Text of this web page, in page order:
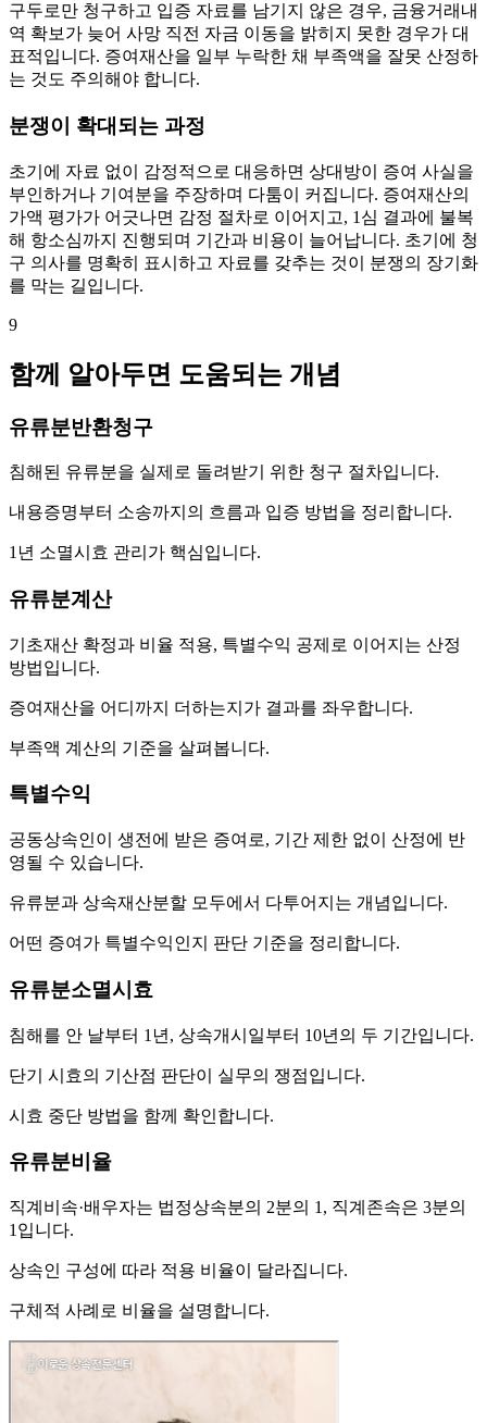
구두로만 청구하고 입증 자료를 남기지 않은 경우, 금융거래내
역 확보가 늦어 사망 직전 자금 이동을 밝히지 못한 경우가 대
표적입니다. 증여재산을 일부 누락한 채 부족액을 잘못 산정하
는 것도 주의해야 합니다.
분쟁이 확대되는 과정
초기에 자료 없이 감정적으로 대응하면 상대방이 증여 사실을
부인하거나 기여분을 주장하며 다툼이 커집니다. 증여재산의
가액 평가가 어긋나면 감정 절차로 이어지고, 1심 결과에 불복
해 항소심까지 진행되며 기간과 비용이 늘어납니다. 초기에 청
구 의사를 명확히 표시하고 자료를 갖추는 것이 분쟁의 장기화
를 막는 길입니다.
9
함께 알아두면 도움되는 개념
유류분반환청구
침해된 유류분을 실제로 돌려받기 위한 청구 절차입니다.
내용증명부터 소송까지의 흐름과 입증 방법을 정리합니다.
1년 소멸시효 관리가 핵심입니다.
유류분계산
기초재산 확정과 비율 적용, 특별수익 공제로 이어지는 산정
방법입니다.
증여재산을 어디까지 더하는지가 결과를 좌우합니다.
부족액 계산의 기준을 살펴봅니다.
특별수익
공동상속인이 생전에 받은 증여로, 기간 제한 없이 산정에 반
영될 수 있습니다.
유류분과 상속재산분할 모두에서 다투어지는 개념입니다.
어떤 증여가 특별수익인지 판단 기준을 정리합니다.
유류분소멸시효
침해를 안 날부터 1년, 상속개시일부터 10년의 두 기간입니다.
단기 시효의 기산점 판단이 실무의 쟁점입니다.
시효 중단 방법을 함께 확인합니다.
유류분비율
직계비속·배우자는 법정상속분의 2분의 1, 직계존속은 3분의
1입니다.
상속인 구성에 따라 적용 비율이 달라집니다.
구체적 사례로 비율을 설명합니다.